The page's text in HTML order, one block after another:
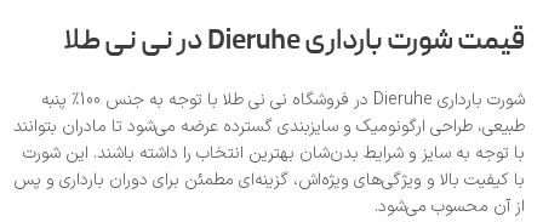
قیمت شورت بارداری Dieruhe در نی‌ نی طلا
شورت بارداری Dieruhe در فروشگاه نی‌ نی طلا با توجه به جنس 100٪ پنبه
طبیعی، طراحی ارگونومیک و سایزبندی گسترده عرضه می‌شود تا مادران بتوانند
با توجه به سایز و شرایط بدن‌شان بهترین انتخاب را داشته باشند. این شورت
با کیفیت بالا و ویژگی‌های ویژه‌اش، گزینه‌ای مطمئن برای دوران بارداری و پس
از آن محسوب می‌شود.